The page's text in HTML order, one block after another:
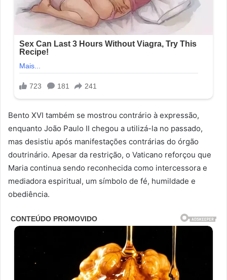
Bento XVI também se mostrou contrário à expressão,
enquanto João Paulo II chegou a utilizá-la no passado,
mas desistiu após manifestações contrárias do órgão
doutrinário. Apesar da restrição, o Vaticano reforçou que
Maria continua sendo reconhecida como intercessora e
mediadora espiritual, um símbolo de fé, humildade e
obediência.